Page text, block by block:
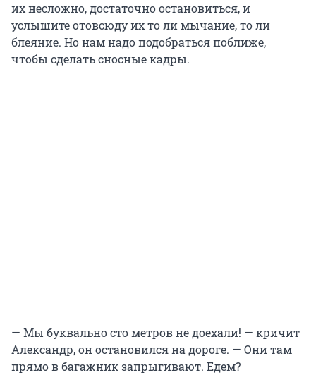
их несложно, достаточно остановиться, и
услышите отовсюду их то ли мычание, то ли
блеяние. Но нам надо подобраться поближе,
чтобы сделать сносные кадры.
— Мы буквально сто метров не доехали! — кричит
Александр, он остановился на дороге. — Они там
прямо в багажник запрыгивают. Едем?